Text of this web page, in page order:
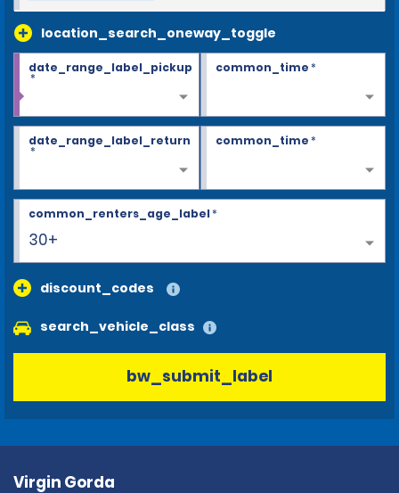
location_search_oneway_toggle
date_range_label_pickup
*
common_time*
date_range_label_return
*
common_time*
30+
common_renters_age_label*
discount_codes
search_vehicle_class
bw_submit_label
Virgin Gorda